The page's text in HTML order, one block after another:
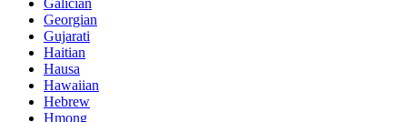
Georgian
Gujarati
Haitian
Hausa
Hawaiian
Hebrew
Hmong